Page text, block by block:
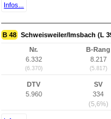
Infos...
B 48 Schweisweiler/Imsbach (L
Nr.
6.332
(6.370)
B-Rang
8.217
(5.817)
DTV
5.960
SV
334
(5,6%)